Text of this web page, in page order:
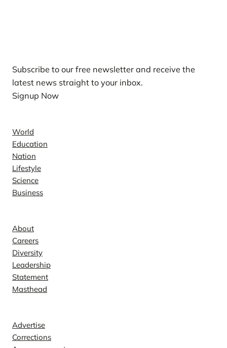
Subscribe to our free newsletter and receive the
latest news straight to your inbox.
Signup Now
World
Education
Nation
Lifestyle
Science
Business
About
Careers
Diversity
Leadership
Statement
Masthead
Advertise
Corrections